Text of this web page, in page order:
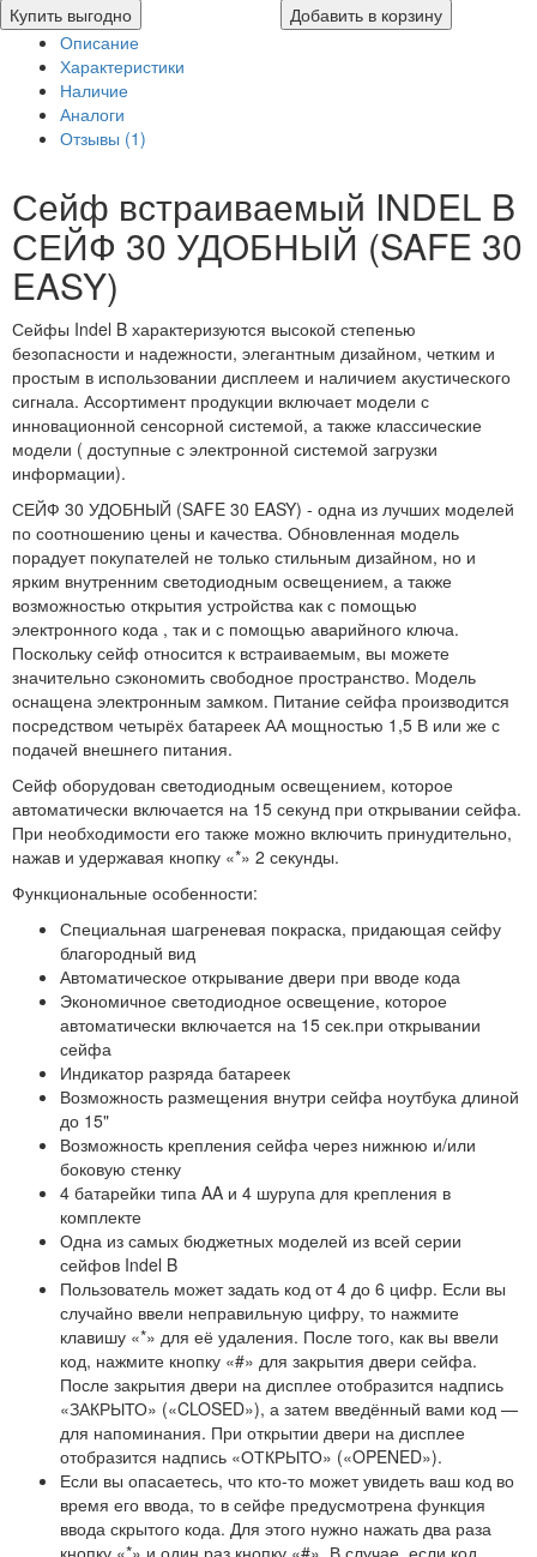
Купить выгодно
Добавить в корзину
Описание
Характеристики
Наличие
Аналоги
Отзывы (1)
Сейф встраиваемый INDEL B
СЕЙФ 30 УДОБНЫЙ (SAFE 30
EASY)
Сейфы Indel B характеризуются высокой степенью
безопасности и надежности, элегантным дизайном, четким и
простым в использовании дисплеем и наличием акустического
сигнала. Ассортимент продукции включает модели с
инновационной сенсорной системой, а также классические
модели ( доступные с электронной системой загрузки
информации).
СЕЙФ 30 УДОБНЫЙ (SAFE 30 EASY) - одна из лучших моделей
по соотношению цены и качества. Обновленная модель
порадует покупателей не только стильным дизайном, но и
ярким внутренним светодиодным освещением, а также
возможностью открытия устройства как с помощью
электронного кода , так и с помощью аварийного ключа.
Поскольку сейф относится к встраиваемым, вы можете
значительно сэкономить свободное пространство. Модель
оснащена электронным замком. Питание сейфа производится
посредством четырёх батареек АА мощностью 1,5 В или же с
подачей внешнего питания.
Сейф оборудован светодиодным освещением, которое
автоматически включается на 15 секунд при открывании сейфа.
При необходимости его также можно включить принудительно,
нажав и удержавая кнопку «*» 2 секунды.
Функциональные особенности:
Специальная шагреневая покраска, придающая сейфу
благородный вид
Автоматическое открывание двери при вводе кода
Экономичное светодиодное освещение, которое
автоматически включается на 15 сек.при открывании
сейфа
Индикатор разряда батареек
Возможность размещения внутри сейфа ноутбука длиной
до 15"
Возможность крепления сейфа через нижнюю и/или
боковую стенку
4 батарейки типа AA и 4 шурупа для крепления в
комплекте
Одна из самых бюджетных моделей из всей серии
сейфов Indel B
Пользователь может задать код от 4 до 6 цифр. Если вы
случайно ввели неправильную цифру, то нажмите
клавишу «*» для её удаления. После того, как вы ввели
код, нажмите кнопку «#» для закрытия двери сейфа.
После закрытия двери на дисплее отобразится надпись
«ЗАКРЫТО» («CLOSED»), а затем введённый вами код —
для напоминания. При открытии двери на дисплее
отобразится надпись «ОТКРЫТО» («OPENED»).
Если вы опасаетесь, что кто-то может увидеть ваш код во
время его ввода, то в сейфе предусмотрена функция
ввода скрытого кода. Для этого нужно нажать два раза
кнопку «*» и один раз кнопку «#». В случае, если код